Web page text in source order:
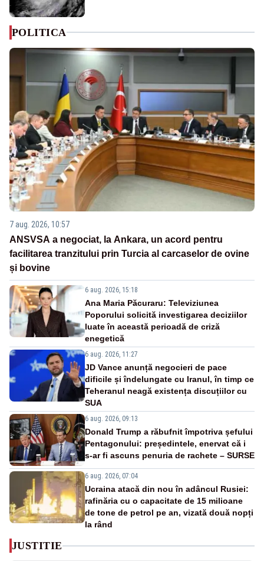
POLITICA
7 aug. 2026, 10:57
ANSVSA a negociat, la Ankara, un acord pentru
facilitarea tranzitului prin Turcia al carcaselor de ovine
și bovine
6 aug. 2026, 15:18
Ana Maria Păcuraru: Televiziunea
Poporului solicită investigarea deciziilor
luate în această perioadă de criză
enegetică
6 aug. 2026, 11:27
JD Vance anunță negocieri de pace
dificile și îndelungate cu Iranul, în timp ce
Teheranul neagă existența discuțiilor cu
SUA
6 aug. 2026, 09:13
Donald Trump a răbufnit împotriva șefului
Pentagonului: președintele, enervat că i
s-ar fi ascuns penuria de rachete – SURSE
6 aug. 2026, 07:04
Ucraina atacă din nou în adâncul Rusiei:
rafinăria cu o capacitate de 15 milioane
de tone de petrol pe an, vizată două nopți
la rând
JUSTITIE